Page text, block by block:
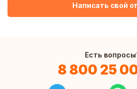
Написать свой
Есть
8 800 25